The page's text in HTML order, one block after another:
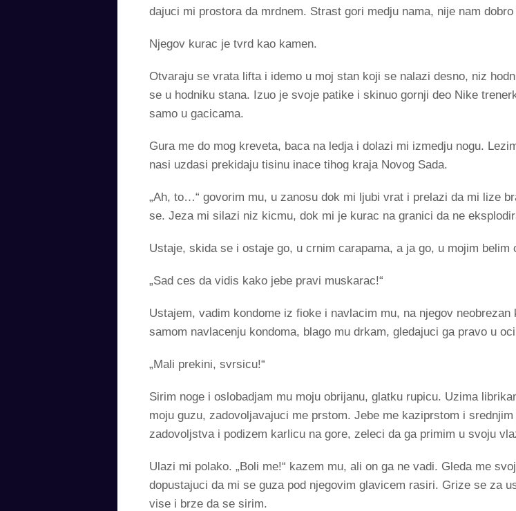
dajuci mi prostora da mrdnem. Strast gori medju nama, nije nam
Njegov kurac je tvrd kao kamen.
Otvaraju se vrata lifta i idemo u moj stan koji se nalazi desno, niz
se u hodniku stana. Izuo je svoje patike i skinuo gornji deo Nike
samo u gacicama.
Gura me do mog kreveta, baca na ledja i dolazi mi izmedju nogu.
nasi uzdasi prekidaju tisinu inace tihog kraja Novog Sada.
„Ah, to…“ govorim mu, u zanosu dok mi ljubi vrat i prelazi da mi lize
se. Jeza mi silazi niz kicmu, dok mi je kurac na granici da ne
Ustaje, skida se i ostaje go, u crnim carapama, a ja go, u mojim belim
„Sad ces da vidis kako jebe pravi muskarac!“
Ustajem, vadim kondome iz fioke i navlacim mu, na njegov
samom navlacenju kondoma, blago mu drkam, gledajuci ga pravo u
„Mali prekini, svrsicu!“
Sirim noge i oslobadjam mu moju obrijanu, glatku rupicu. Uzima
moju guzu, zadovoljavajuci me prstom. Jebe me kaziprstom i
zadovoljstva i podizem karlicu na gore, zeleci da ga primim u svoju
Ulazi mi polako. „Boli me!“ kazem mu, ali on ga ne vadi. Gleda me
dopustajuci da mi se guza pod njegovim glavicem rasiri. Grize se za
vise i brze da se sirim.